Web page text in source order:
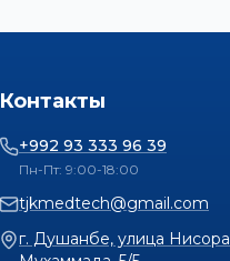
Контакты
+992 93 333 96 39
Пн-Пт: 9:00-18:00
tjkmedtech@gmail.com
г. Душанбе, улица Нисора